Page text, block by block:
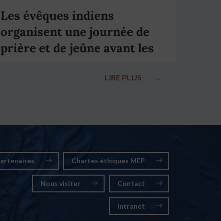
Les évêques indiens
organisent une journée de
prière et de jeûne avant les
LIRE PLUS →
Chartes éthiques MEP
Nous visiter Contact
Intranet